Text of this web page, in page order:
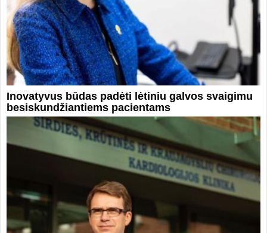
Inovatyvus būdas padėti lėtiniu galvos svaigimu
besiskundžiantiems pacientams